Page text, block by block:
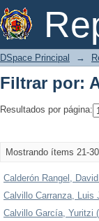
Filtrar por:
DSpace Principal →
Filtrar por:
Resultados por página:
Mostrando ítems 21-
Calderón Rangel,
Calvillo Carranza, Luis
Calvillo García, Yuritzi